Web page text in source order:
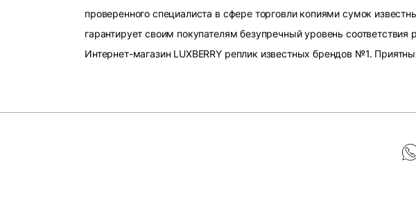
проверенного специалиста в сфере торговли копиями сумок
гарантирует своим покупателям безупречный уровень
Интернет-магазин LUXBERRY реплик известных брендов №1.